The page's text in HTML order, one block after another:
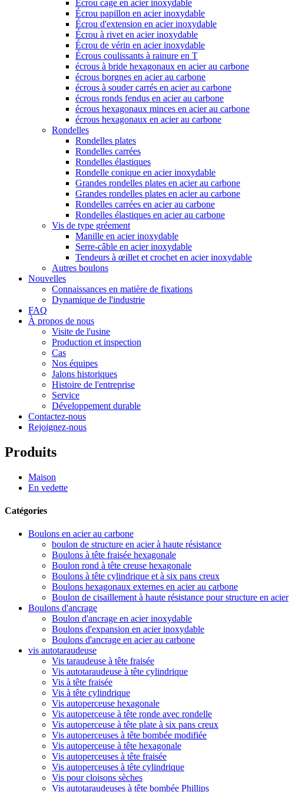
Écrou cage en acier inoxydable
Écrou papillon en acier inoxydable
Écrou d'extension en acier inoxydable
Écrou à rivet en acier inoxydable
Écrou de vérin en acier inoxydable
Écrous coulissants à rainure en T
écrous à bride hexagonaux en acier au carbone
écrous borgnes en acier au carbone
écrous à souder carrés en acier au carbone
écrous ronds fendus en acier au carbone
écrous hexagonaux minces en acier au carbone
écrous hexagonaux en acier au carbone
Rondelles
Rondelles plates
Rondelles carrées
Rondelles élastiques
Rondelle conique en acier inoxydable
Grandes rondelles plates en acier au carbone
Grandes rondelles plates en acier au carbone
Rondelles carrées en acier au carbone
Rondelles élastiques en acier au carbone
Vis de type gréement
Manille en acier inoxydable
Serre-câble en acier inoxydable
Tendeurs à œillet et crochet en acier inoxydable
Autres boulons
Nouvelles
Connaissances en matière de fixations
Dynamique de l'industrie
FAQ
À propos de nous
Visite de l'usine
Production et inspection
Cas
Nos équipes
Jalons historiques
Histoire de l'entreprise
Service
Développement durable
Contactez-nous
Rejoignez-nous
Produits
Maison
En vedette
Catégories
Boulons en acier au carbone
boulon de structure en acier à haute résistance
Boulons à tête fraisée hexagonale
Boulon rond à tête creuse hexagonale
Boulons à tête cylindrique et à six pans creux
Boulons hexagonaux externes en acier au carbone
Boulon de cisaillement à haute résistance pour structure en acier
Boulons d'ancrage
Boulon d'ancrage en acier inoxydable
Boulons d'expansion en acier inoxydable
Boulons d'ancrage en acier au carbone
vis autotaraudeuse
Vis taraudeuse à tête fraisée
Vis autotaraudeuse à tête cylindrique
Vis à tête fraisée
Vis à tête cylindrique
Vis autoperceuse hexagonale
Vis autoperceuse à tête ronde avec rondelle
Vis autoperceuse à tête plate à six pans creux
Vis autoperceuses à tête bombée modifiée
Vis autoperceuse à tête hexagonale
Vis autoperceuses à tête fraisée
Vis autoperceuses à tête cylindrique
Vis pour cloisons sèches
Vis autotaraudeuses à tête bombée Phillips